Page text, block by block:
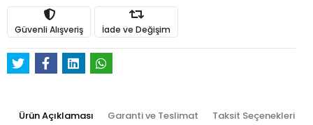
Güvenli Alışveriş İade ve Değişim
Ürün Açıklaması Garanti ve Teslimat Taksit Seçenekleri